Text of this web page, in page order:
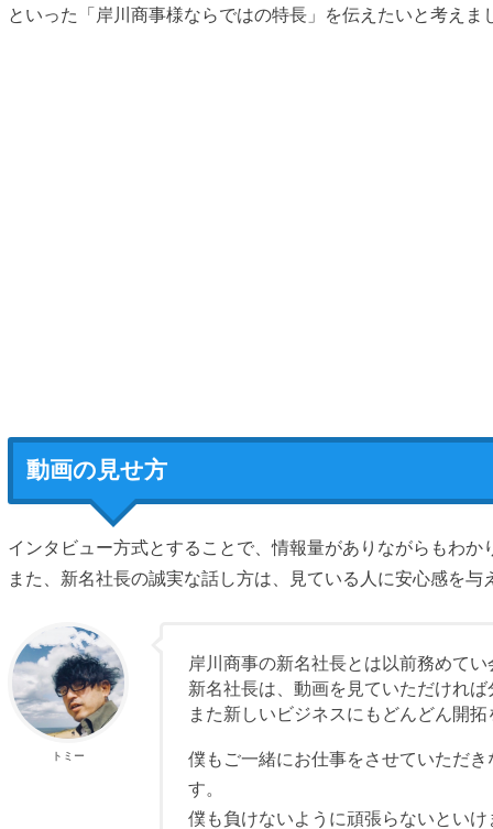
といった「岸川商事様ならではの特長」を伝えたいと考えま
動画の見せ方
インタビュー方式とすることで、情報量がありながらもわか
また、新名社長の誠実な話し方は、見ている人に安心感を与
トミー
岸川商事の新名社長とは以前務めて
新名社長は、動画を見ていただけれ
また新しいビジネスにもどんどん開
僕もご一緒にお仕事をさせていただ
す。
僕も負けないように頑張らないといけ